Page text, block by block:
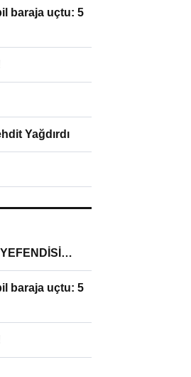
baraja uçtu: 5
Yağdırdı
baraja uçtu: 5